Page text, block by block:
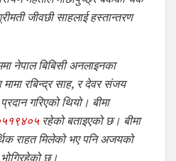
जीवछी साहलाई हस्तान्तरण
नेपाल बिबिसी अनलाइनका
रबिन्द्र साह, र देवर संजय
गरिएको थियो। बीमा
रहेको बताइएको छ। बीमा
राहत मिलेको भए पनि अजयको
छ।